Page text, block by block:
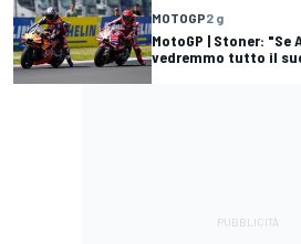
MOTOGP2 g
MotoGP | Stoner:
vedremmo tutto il